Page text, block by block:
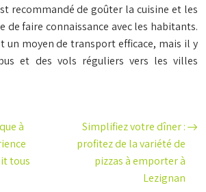
recommandé de goûter la cuisine et les
de faire connaissance avec les habitants.
un moyen de transport efficace, mais il y
et des vols réguliers vers les villes
à
tous
Simplifiez votre dîner :
profitez de la variété de
pizzas à emporter à
Lezignan